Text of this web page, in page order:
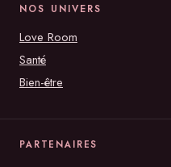
NOS UNIVERS
Love Room
Santé
Bien-être
PARTENAIRES